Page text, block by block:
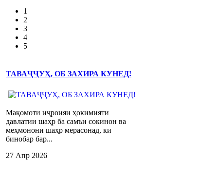
1
2
3
4
5
ТАВАҶҶУҲ, ОБ ЗАХИРА КУНЕД!
Мақомоти иҷроияи ҳокимияти
давлатии шаҳр ба самъи сокинон ва
меҳмонони шаҳр мерасонад, ки
бинобар бар...
27 Апр 2026